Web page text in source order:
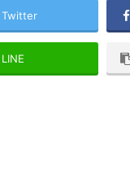
Twitter
LINE